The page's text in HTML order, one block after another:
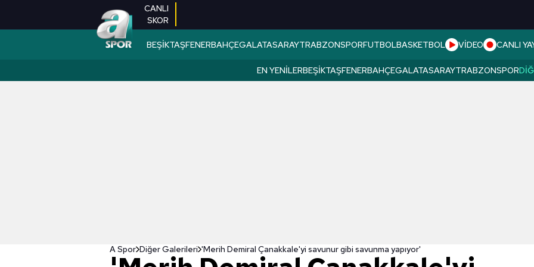
CANLI
SKOR
BEŞİKTAŞFENERBAHÇEGALATASARAYTRABZONSPORFUTBOLBASKETBOL VİDEO CANLI
EN YENILERBEŞIKTAŞFENERBAHÇEGALATASARAYTRABZONSPOR
A Spor Diğer Galerileri 'Merih Demiral Çanakkale'yi savunur gibi savunma yapıyor'